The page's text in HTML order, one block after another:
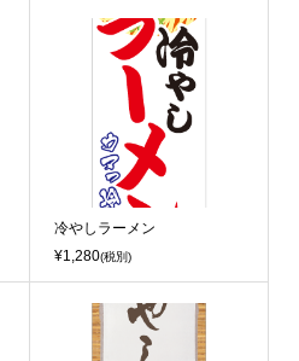
冷やしラーメン
¥1,280(税別)